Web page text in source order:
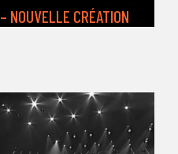
NOUVELLE CRÉATION